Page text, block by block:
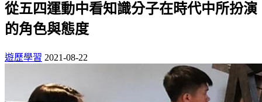
從五四運動中看知識分子在時代中所扮演
的角色與態度
遊歷學習 2021-08-22